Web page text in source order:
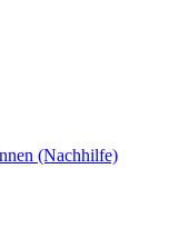
(Nachhilfe)